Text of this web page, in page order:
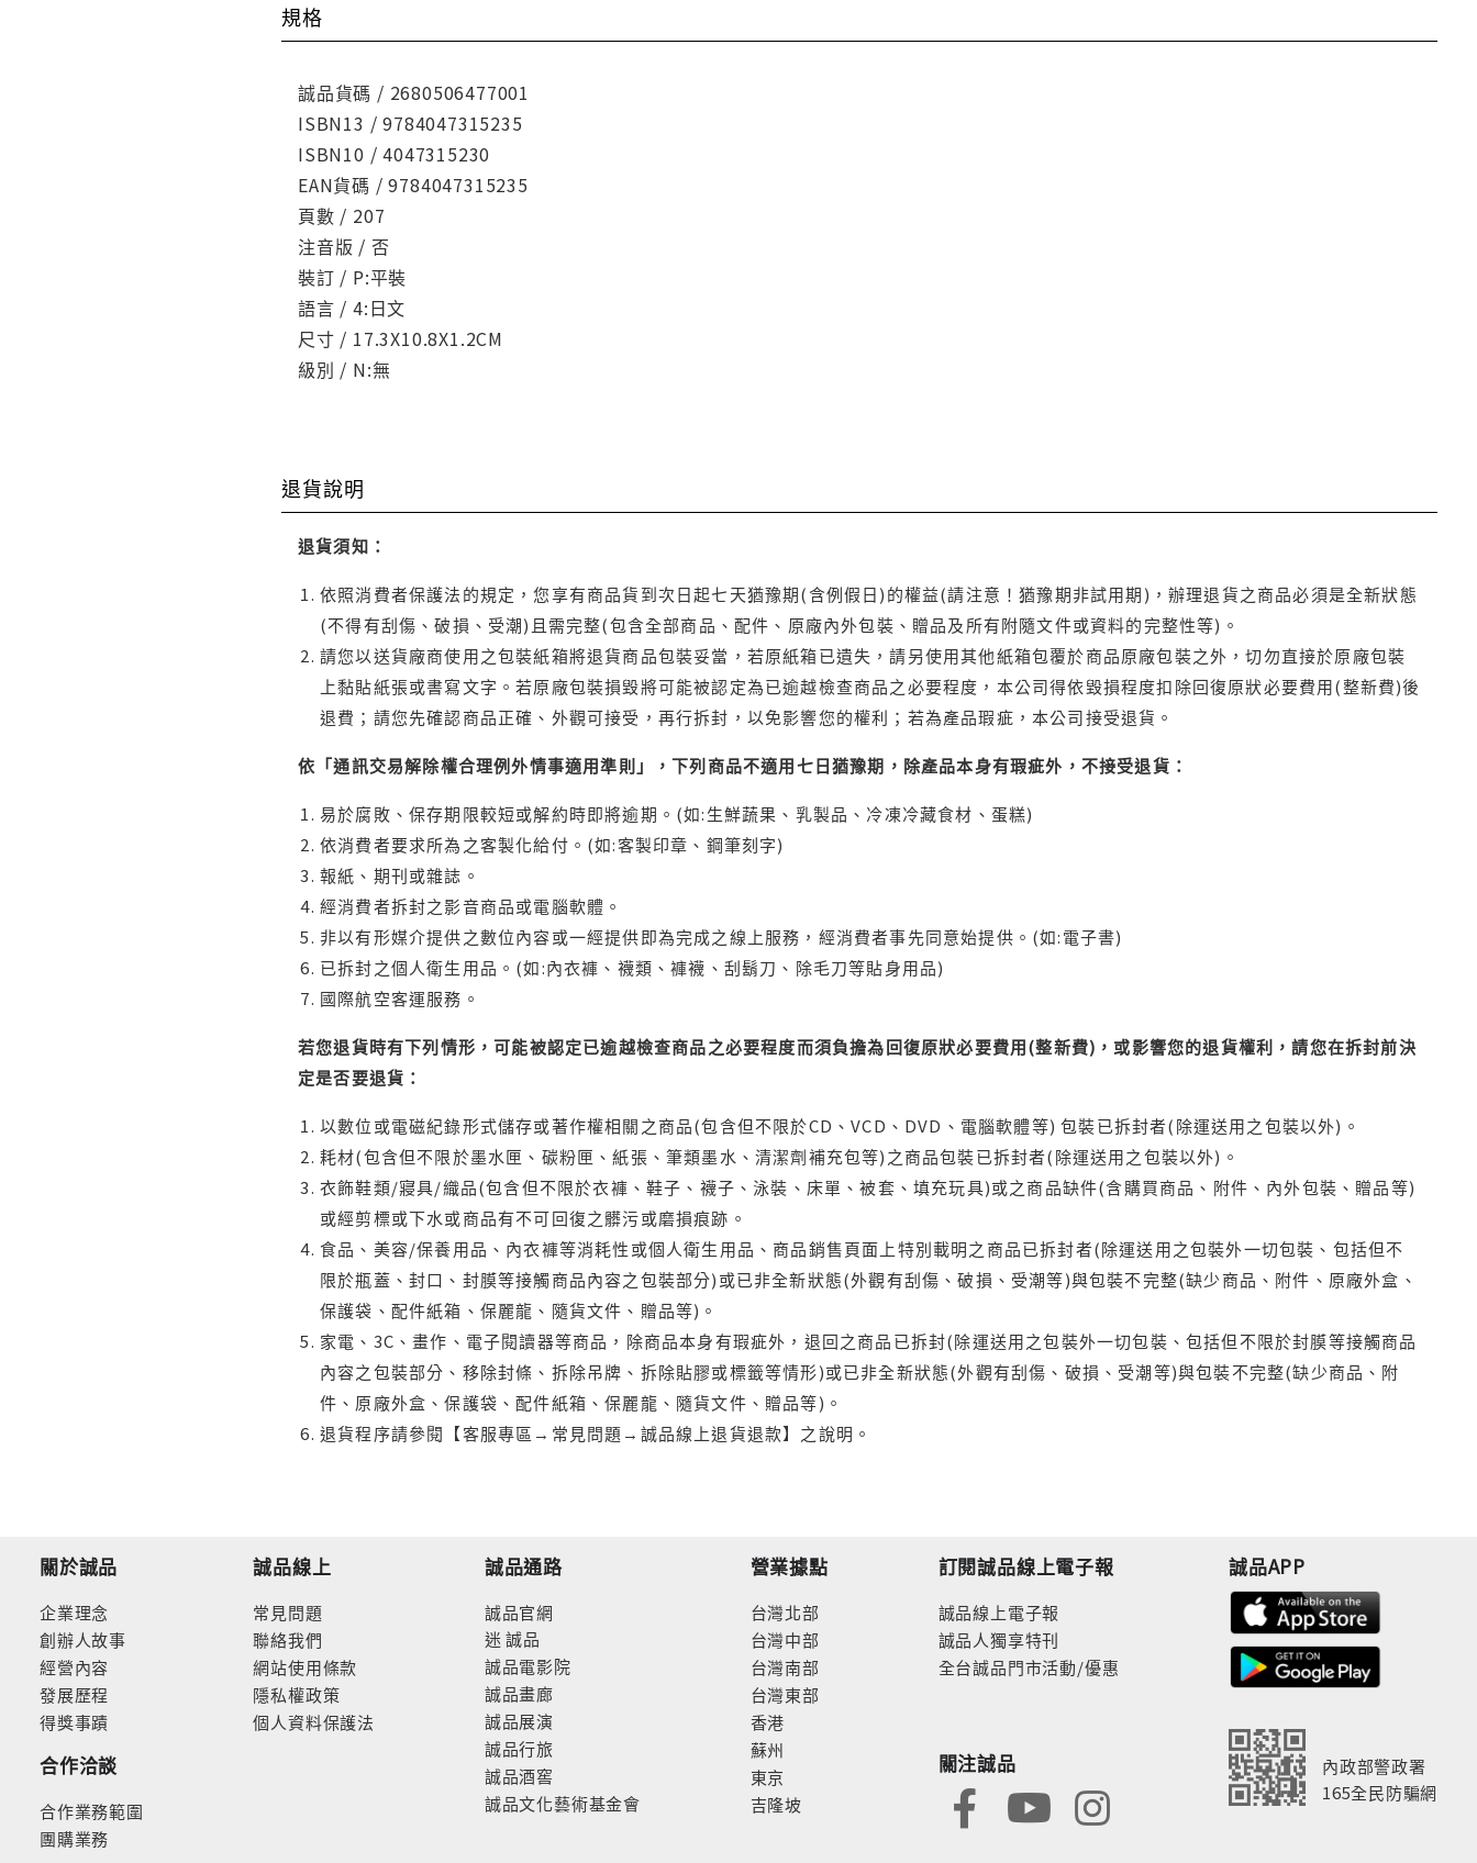
規格
誠品貨碼 / 2680506477001
ISBN13 / 9784047315235
ISBN10 / 4047315230
EAN貨碼 / 9784047315235
頁數 / 207
注音版 / 否
裝訂 / P:平裝
語言 / 4:日文
尺寸 / 17.3X10.8X1.2CM
級別 / N:無
退貨說明
退貨須知：
依照消費者保護法的規定，您享有商品貨到次日起七天猶豫期(含例假日)的權益(請注意！猶豫期非試用期)，辦理退貨之商品必須是全新狀態
(不得有刮傷、破損、受潮)且需完整(包含全部商品、配件、原廠內外包裝、贈品及所有附隨文件或資料的完整性等)。
請您以送貨廠商使用之包裝紙箱將退貨商品包裝妥當，若原紙箱已遺失，請另使用其他紙箱包覆於商品原廠包裝之外，切勿直接於原廠包裝
上黏貼紙張或書寫文字。若原廠包裝損毀將可能被認定為已逾越檢查商品之必要程度，本公司得依毀損程度扣除回復原狀必要費用(整新費)後
退費；請您先確認商品正確、外觀可接受，再行拆封，以免影響您的權利；若為產品瑕疵，本公司接受退貨。
依「通訊交易解除權合理例外情事適用準則」，下列商品不適用七日猶豫期，除產品本身有瑕疵外，不接受退貨：
易於腐敗、保存期限較短或解約時即將逾期。(如:生鮮蔬果、乳製品、冷凍冷藏食材、蛋糕)
依消費者要求所為之客製化給付。(如:客製印章、鋼筆刻字)
報紙、期刊或雜誌。
經消費者拆封之影音商品或電腦軟體。
非以有形媒介提供之數位內容或一經提供即為完成之線上服務，經消費者事先同意始提供。(如:電子書)
已拆封之個人衛生用品。(如:內衣褲、襪類、褲襪、刮鬍刀、除毛刀等貼身用品)
國際航空客運服務。
若您退貨時有下列情形，可能被認定已逾越檢查商品之必要程度而須負擔為回復原狀必要費用(整新費)，或影響您的退貨權利，請您在拆封前決
定是否要退貨：
以數位或電磁紀錄形式儲存或著作權相關之商品(包含但不限於CD、VCD、DVD、電腦軟體等) 包裝已拆封者(除運送用之包裝以外)。
耗材(包含但不限於墨水匣、碳粉匣、紙張、筆類墨水、清潔劑補充包等)之商品包裝已拆封者(除運送用之包裝以外)。
衣飾鞋類/寢具/織品(包含但不限於衣褲、鞋子、襪子、泳裝、床單、被套、填充玩具)或之商品缺件(含購買商品、附件、內外包裝、贈品等)
或經剪標或下水或商品有不可回復之髒污或磨損痕跡。
食品、美容/保養用品、內衣褲等消耗性或個人衛生用品、商品銷售頁面上特別載明之商品已拆封者(除運送用之包裝外一切包裝、包括但不
限於瓶蓋、封口、封膜等接觸商品內容之包裝部分)或已非全新狀態(外觀有刮傷、破損、受潮等)與包裝不完整(缺少商品、附件、原廠外盒、
保護袋、配件紙箱、保麗龍、隨貨文件、贈品等)。
家電、3C、畫作、電子閱讀器等商品，除商品本身有瑕疵外，退回之商品已拆封(除運送用之包裝外一切包裝、包括但不限於封膜等接觸商品
內容之包裝部分、移除封條、拆除吊牌、拆除貼膠或標籤等情形)或已非全新狀態(外觀有刮傷、破損、受潮等)與包裝不完整(缺少商品、附
件、原廠外盒、保護袋、配件紙箱、保麗龍、隨貨文件、贈品等)。
退貨程序請參閱【客服專區→常見問題→誠品線上退貨退款】之說明。
關於誠品
企業理念
創辦人故事
經營內容
發展歷程
得獎事蹟
合作洽談
合作業務範圍
團購業務
誠品線上
常見問題
聯絡我們
網站使用條款
隱私權政策
個人資料保護法
誠品通路
誠品官網
迷 誠品
誠品電影院
誠品畫廊
誠品展演
誠品行旅
誠品酒窖
誠品文化藝術基金會
營業據點
台灣北部
台灣中部
台灣南部
台灣東部
香港
蘇州
東京
吉隆坡
訂閱誠品線上電子報
誠品線上電子報
誠品人獨享特刊
全台誠品門市活動/優惠
關注誠品
誠品APP
內政部警政署
165全民防騙網